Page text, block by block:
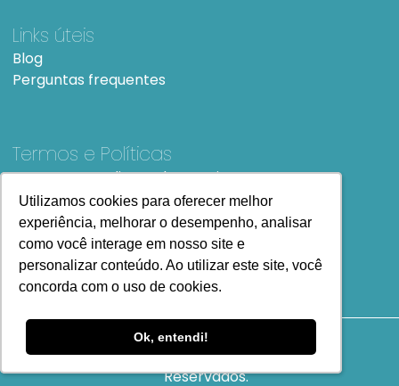
Utilizamos cookies para oferecer melhor
experiência, melhorar o desempenho, analisar
como você interage em nosso site e
personalizar conteúdo. Ao utilizar este site, você
concorda com o uso de cookies.
Ok, entendi!
Utilizamos cookies para oferecer melhor
experiência, melhorar o desempenho, analisar
como você interage em nosso site e
personalizar conteúdo. Ao utilizar este site, você
concorda com o uso de cookies.
Ok, entendi!
Links úteis
Blog
Perguntas frequentes
Termos e Políticas
Termos e condições de UsoSiteMap
Copyright
2023 Todos os Direitos
Reservados.